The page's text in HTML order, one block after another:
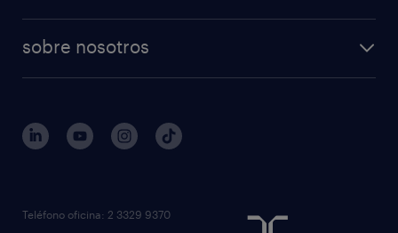
sobre nosotros
Teléfono oficina: 2 3329 9370